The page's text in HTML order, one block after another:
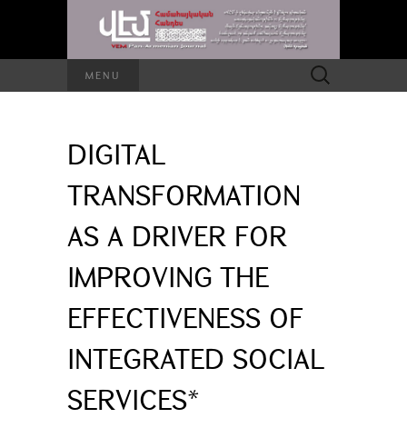
MENU
Search
for:
DIGITAL
TRANSFORMATION
AS A DRIVER FOR
IMPROVING THE
EFFECTIVENESS OF
INTEGRATED SOCIAL
SERVICES*